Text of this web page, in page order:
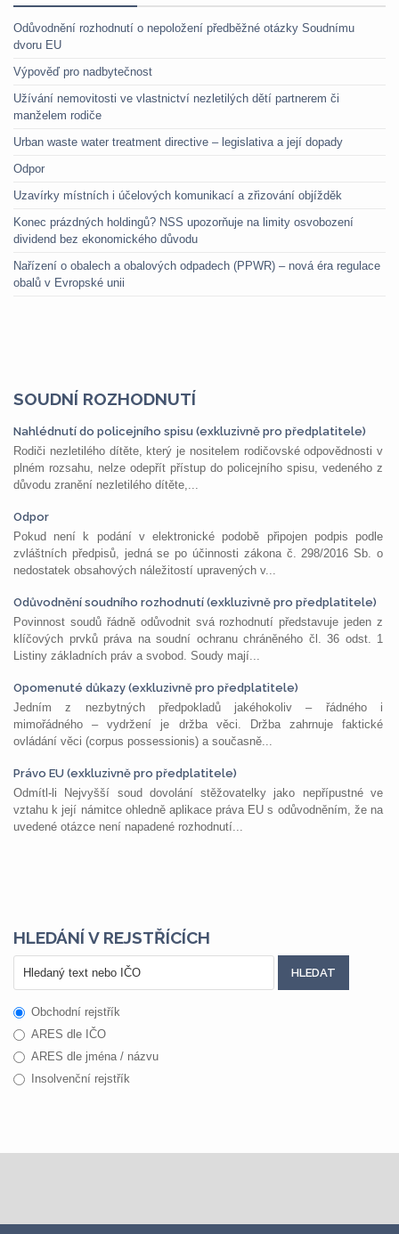
Odůvodnění rozhodnutí o nepoložení předběžné otázky Soudnímu
dvoru EU
Výpověď pro nadbytečnost
Užívání nemovitosti ve vlastnictví nezletilých dětí partnerem či
manželem rodiče
Urban waste water treatment directive – legislativa a její dopady
Odpor
Uzavírky místních i účelových komunikací a zřizování objížděk
Konec prázdných holdingů? NSS upozorňuje na limity osvobození
dividend bez ekonomického důvodu
Nařízení o obalech a obalových odpadech (PPWR) – nová éra regulace
obalů v Evropské unii
SOUDNÍ ROZHODNUTÍ
Nahlédnutí do policejního spisu (exkluzivně pro předplatitele)
Rodiči nezletilého dítěte, který je nositelem rodičovské odpovědnosti v
plném rozsahu, nelze odepřít přístup do policejního spisu, vedeného z
důvodu zranění nezletilého dítěte,...
Odpor
Pokud není k podání v elektronické podobě připojen podpis podle
zvláštních předpisů, jedná se po účinnosti zákona č. 298/2016 Sb. o
nedostatek obsahových náležitostí upravených v...
Odůvodnění soudního rozhodnutí (exkluzivně pro předplatitele)
Povinnost soudů řádně odůvodnit svá rozhodnutí představuje jeden z
klíčových prvků práva na soudní ochranu chráněného čl. 36 odst. 1
Listiny základních práv a svobod. Soudy mají...
Opomenuté důkazy (exkluzivně pro předplatitele)
Jedním z nezbytných předpokladů jakéhokoliv – řádného i
mimořádného – vydržení je držba věci. Držba zahrnuje faktické
ovládání věci (corpus possessionis) a současně...
Právo EU (exkluzivně pro předplatitele)
Odmítl-li Nejvyšší soud dovolání stěžovatelky jako nepřípustné ve
vztahu k její námitce ohledně aplikace práva EU s odůvodněním, že na
uvedené otázce není napadené rozhodnutí...
HLEDÁNÍ V REJSTŘÍCÍCH
Obchodní rejstřík
ARES dle IČO
ARES dle jména / názvu
Insolvenční rejstřík